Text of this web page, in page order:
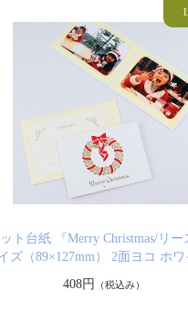
ト台紙 『Merry Christmas/リー
ズ（89×127mm） 2面ヨコ ホワ
408円
（税込み）